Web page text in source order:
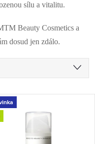
sílu a vitalitu.
Beauty Cosmetics a
dosud jen zdálo.